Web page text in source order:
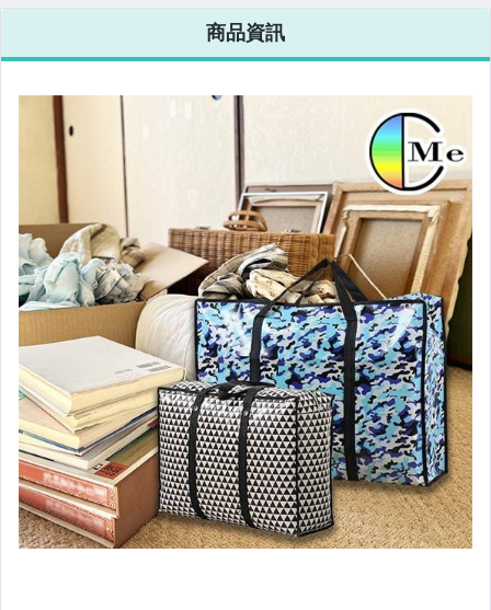
泡沫清潔
6月新品New in
5月新品New in
4月新品New in
緊急避難包
炎炎夏日涼涼系列
防疫專區
清倉下殺區
惜福品專區
瘋無印
▼居家生活▼
袋 搬家神器 被
Color_me
載 儲物袋 防漏
衛生【B008】
Color_me
【P652】Color
me
扇套 電扇罩 電
商品資訊